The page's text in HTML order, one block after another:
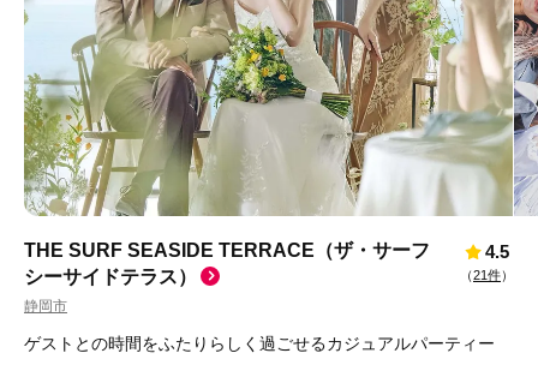
THE SURF SEASIDE TERRACE（ザ・サーフ
シーサイドテラス）
静岡市
4.5
（21件）
ゲストとの時間をふたりらしく過ごせるカジュアルパーティー